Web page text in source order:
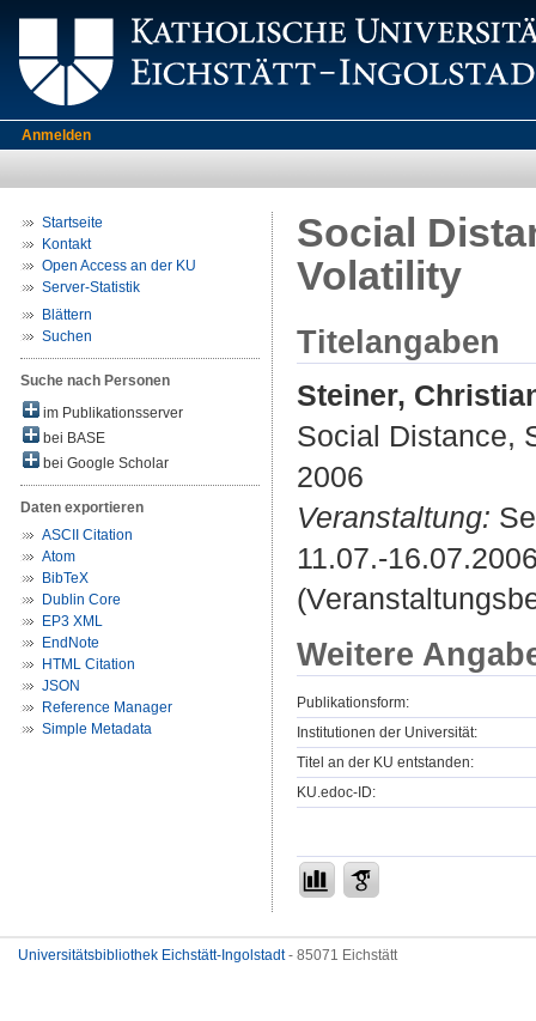
Anmelden
Startseite
Kontakt
Open Access an der KU
Server-Statistik
Blättern
Suchen
Suche nach Personen
im Publikationsserver
bei BASE
bei Google Scholar
Daten exportieren
ASCII Citation
Atom
BibTeX
Dublin Core
EP3 XML
EndNote
HTML Citation
JSON
Reference Manager
Simple Metadata
Social
Volatility
Titelangaben
Steiner,
Social Distance,
2006
Veranstaltung:
11.07.-
Weitere
Publikationsform:
Institutionen der Universität:
Titel an der KU entstanden:
KU.edoc-ID:
Universitätsbibliothek Eichstätt-Ingolstadt- 85071 Eichstätt